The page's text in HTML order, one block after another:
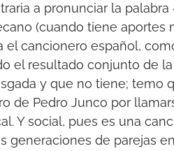
a pronunciar la
(cuando tiene aportes
el cancionero español,
el resultado conjunto de
y que no tiene; temo
de Pedro Junco por
Y social, pues es una
generaciones de parejas